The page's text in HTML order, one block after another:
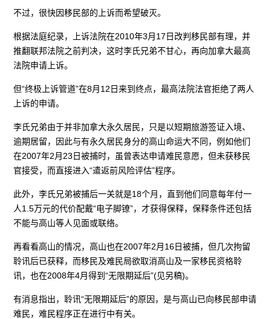
不过，很快因移民部的上诉而希望破灭。
根据法庭纪录，上诉法院在2010年3月17日改判移民部有理，并
推翻联邦法院之前判决，这时李氏兄弟不甘心，再向加拿大最高
法院申请上诉。
但“终极上诉管道”在8月12日来到终点，最高法院法官拒绝了两人
上诉的申请。
李氏兄弟由于并非加拿大永久居民，只是以短期旅游签证入境、
逾期居留，因此与有永久居民身分的高山命运大不同，例如他们
在2007年2月23日被捕时，虽曾表达申请难民意愿，但未获移民
官接受，而直接进入“遣返前风险评估”程序。
此外，李氏兄弟被捕后一关就是18个月，直到他们同意每年付一
人1.5万元的代价配戴“电子脚镣”，才获得保释，保释条件还包括
不能与高山等人见面或联络。
再看看高山的情况，高山也在2007年2月16日被捕，但几次拘留
聆讯后已获释，而移民及难民局欲取消高山及一家移民资格聆
讯，也在2008年4月得到“无限期延后”(见另稿)。
有消息指出，聆讯“无限期延后”的原因，是与高山已向移民部申请
难民，难民程序正在进行中有关。